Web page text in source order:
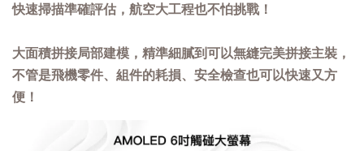
快速掃描準確評估，航空大工程也不怕挑戰！
大面積拼接局部建模，精準細膩到可以無縫完美拼接主裝，
不管是飛機零件、組件的耗損、安全檢查也可以快速又方
便！